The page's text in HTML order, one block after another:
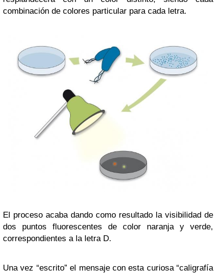
combinación de colores particular para cada letra.
El proceso acaba dando como resultado la visibilidad de
dos puntos fluorescentes de color naranja y verde,
correspondientes a la letra D.
Una vez “escrito” el mensaje con esta curiosa “caligrafía